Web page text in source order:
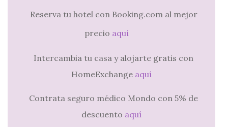
Reserva tu hotel con Booking.com al mejor
precio aquí
Intercambia tu casa y alojarte gratis con
HomeExchange aquí
Contrata seguro médico Mondo con 5% de
descuento aquí